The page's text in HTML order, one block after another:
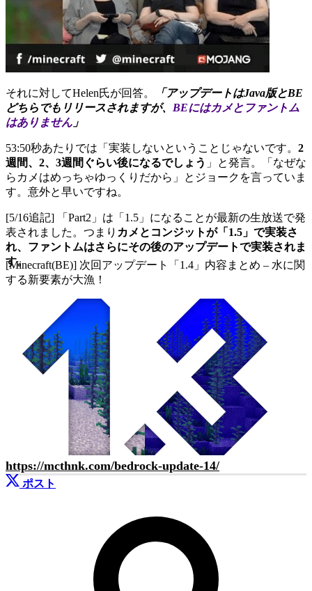
それに対してHelen氏が回答。
「アップデートはJava版とBE
どちらでもリリースされますが、 BEにはカメとファントム
はありません 」
53:50秒あたりでは「実装しないということじゃないです。 2
週間、2、3週間ぐらい後になるでしょう 」と発言。「なぜな
らカメはめっちゃゆっくりだから」とジョークを言っていま
す。意外と早いですね。
[5/16追記] 「Part2」は「1.5」になることが最新の生放送で発
表されました。つまり カメとコンジットが「1.5」で実装さ
れ、ファントムはさらにその後のアップデートで実装されま
す。
[Minecraft(BE)] 次回アップデート「1.4」内容まとめ – 水に関
する新要素が大漁！
https://mcthnk.com/bedrock-update-14/
ポスト